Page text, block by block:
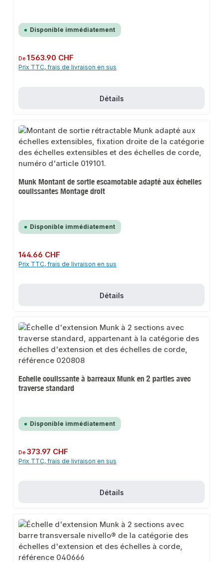
Disponible immédiatement
Prix régulier :
De1 563.90 CHF
Prix TTC, frais de livraison en sus
Détails
Munk Montant de sortie escamotable adapté aux échelles
coulissantes Montage droit
Disponible immédiatement
Prix régulier :
144.66 CHF
Prix TTC, frais de livraison en sus
Détails
Echelle coulissante à barreaux Munk en 2 parties avec
traverse standard
Disponible immédiatement
Prix régulier :
De373.97 CHF
Prix TTC, frais de livraison en sus
Détails